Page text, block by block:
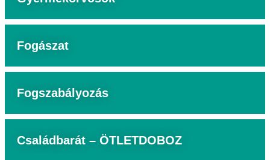
Fogászat
Fogszabályozás
Családbarát – ÖTLETDOBOZ